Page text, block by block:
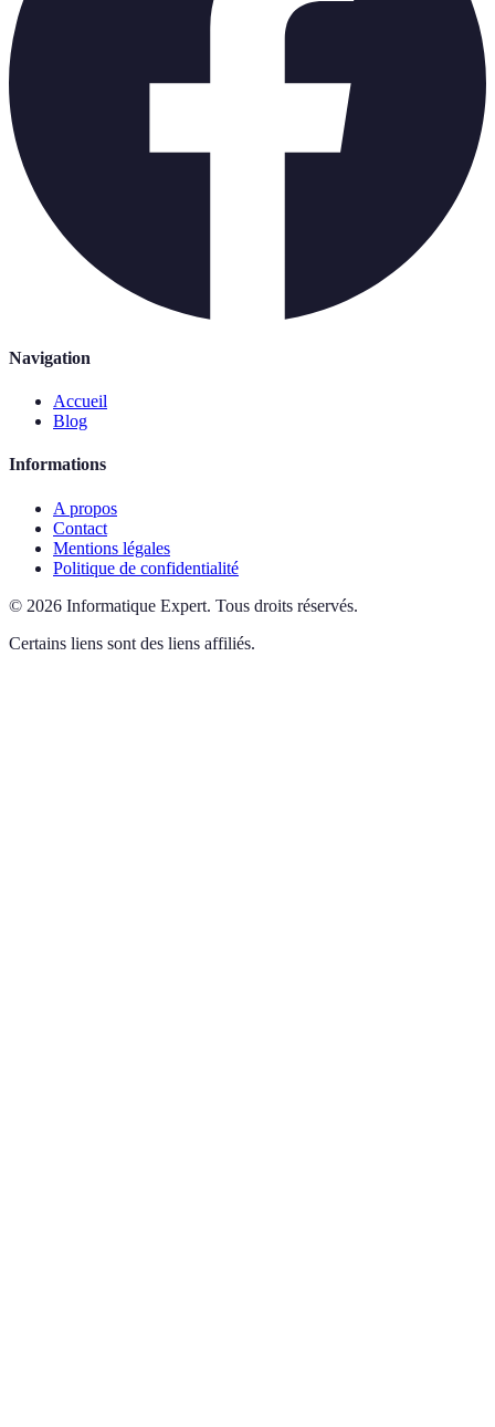
Navigation
Accueil
Blog
Informations
A propos
Contact
Mentions légales
Politique de confidentialité
© 2026 Informatique Expert. Tous droits réservés.
Certains liens sont des liens affiliés.